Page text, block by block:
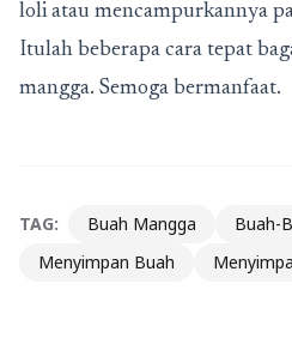
loli atau mencampurkannya
Itulah beberapa cara tepat
mangga. Semoga bermanfaat.
TAG: Buah Mangga
Buah-
Menyimpan Buah